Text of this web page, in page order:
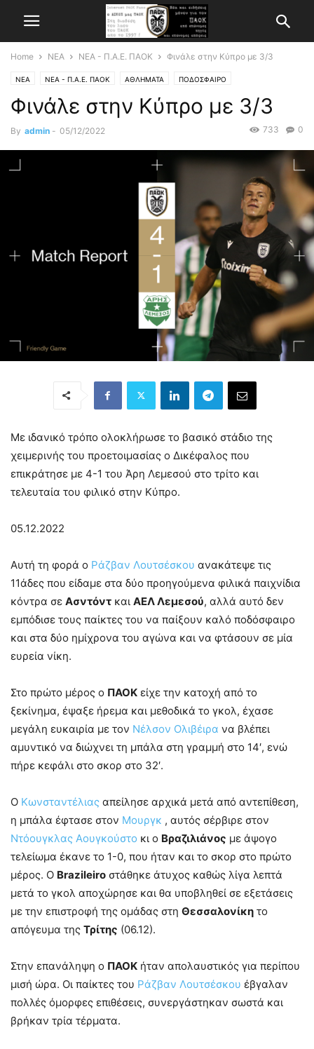
Home ΝΕΑ ΝΕΑ - Π.Α.Ε. ΠΑΟΚ Φινάλε στην Κύπρο με 3/3
ΝΕΑ ΝΕΑ - Π.Α.Ε. ΠΑΟΚ ΑΘΛΗΜΑΤΑ ΠΟΔΟΣΦΑΙΡΟ
Φινάλε στην Κύπρο με 3/3
By admin - 05/12/2022 0
733
Με ιδανικό τρόπο ολοκλήρωσε το βασικό στάδιο της
χειμερινής του προετοιμασίας ο Δικέφαλος που
επικράτησε με 4-1 του Άρη Λεμεσού στο τρίτο και
τελευταία του φιλικό στην Κύπρο.
05.12.2022
Αυτή τη φορά ο Ράζβαν Λουτσέσκου ανακάτεψε τις
11άδες που είδαμε στα δύο προηγούμενα φιλικά παιχνίδια
κόντρα σε Ασντόντ και ΑΕΛ Λεμεσού, αλλά αυτό δεν
εμπόδισε τους παίκτες του να παίξουν καλό ποδόσφαιρο
και στα δύο ημίχρονα του αγώνα και να φτάσουν σε μία
ευρεία νίκη.
Στο πρώτο μέρος ο ΠΑΟΚ είχε την κατοχή από το
ξεκίνημα, έψαξε ήρεμα και μεθοδικά το γκολ, έχασε
μεγάλη ευκαιρία με τον Νέλσον Ολιβέιρα να βλέπει
αμυντικό να διώχνει τη μπάλα στη γραμμή στο 14′, ενώ
πήρε κεφάλι στο σκορ στο 32′.
Ο Κωνσταντέλιας απείλησε αρχικά μετά από αντεπίθεση,
η μπάλα έφτασε στον Μουργκ , αυτός σέρβιρε στον
Ντόουγκλας Αουγκούστο κι ο Βραζιλιάνος με άψογο
τελείωμα έκανε το 1-0, που ήταν και το σκορ στο πρώτο
μέρος. Ο Brazileiro στάθηκε άτυχος καθώς λίγα λεπτά
μετά το γκολ αποχώρησε και θα υποβληθεί σε εξετάσεις
με την επιστροφή της ομάδας στη Θεσσαλονίκη το
απόγευμα της Τρίτης (06.12).
Στην επανάληψη ο ΠΑΟΚ ήταν απολαυστικός για περίπου
μισή ώρα. Οι παίκτες του Ράζβαν Λουτσέσκου έβγαλαν
πολλές όμορφες επιθέσεις, συνεργάστηκαν σωστά και
βρήκαν τρία τέρματα.